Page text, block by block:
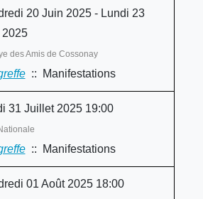
20 Juin 2025 - Lundi 23
des Amis de Cossonay
:: Manifestations
31 Juillet 2025 19:00
:: Manifestations
01 Août 2025 18:00